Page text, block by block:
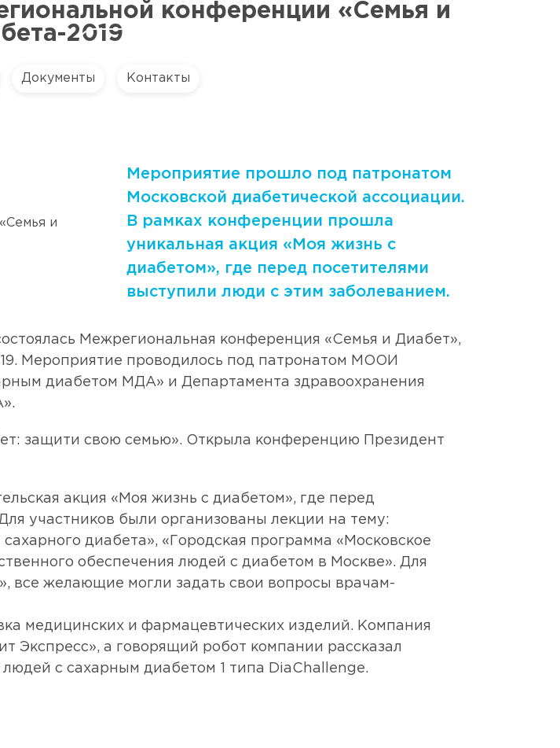
конференции «Семья и
2019
Документы Контакты
Мероприятие прошло под патронатом
Московской диабетической ассоциации.
В рамках конференции прошла
уникальная акция «Моя жизнь с
диабетом», где перед посетителями
выступили люди с этим заболеванием.
Межрегиональная конференция «Семья и Диабет»,
Мероприятие проводилось под патронатом МООИ
диабетом МДА» и Департамента здравоохранения
защити свою семью». Открыла конференцию Президент
акция «Моя жизнь с диабетом», где перед
участников были организованы лекции на тему:
диабета», «Городская программа «Московское
обеспечения людей с диабетом в Москве». Для
все желающие могли задать свои вопросы врачам-
медицинских и фармацевтических изделий. Компания
Экспресс», а говорящий робот компании рассказал
с сахарным диабетом 1 типа DiaChallenge.